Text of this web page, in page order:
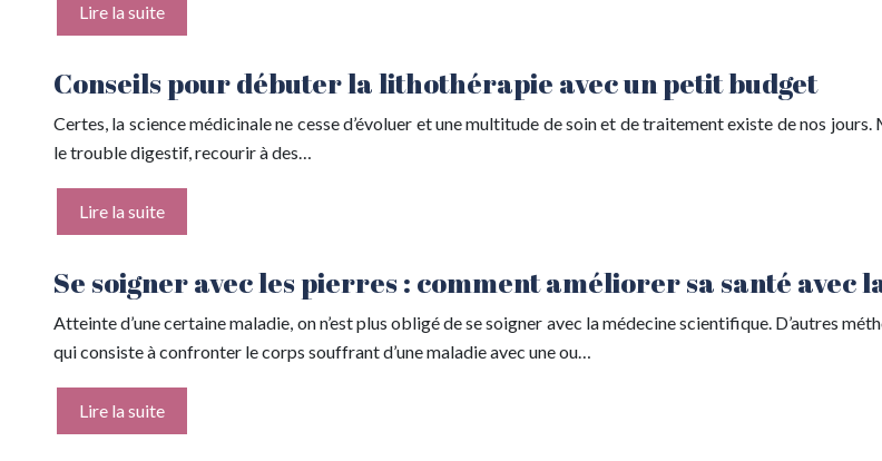
Lire la suite
Conseils pour débuter la lithothérapie avec un petit budget
Certes, la science médicinale ne cesse d’évoluer et une multitude de soin et de traitement existe de nos
le trouble digestif, recourir à des…
Lire la suite
Se soigner avec les pierres : comment améliorer sa santé avec
Atteinte d’une certaine maladie, on n’est plus obligé de se soigner avec la médecine scientifique. D’autres
qui consiste à confronter le corps souffrant d’une maladie avec une ou…
Lire la suite